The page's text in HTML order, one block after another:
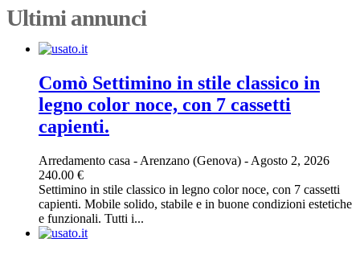
Ultimi annunci
Comò Settimino in stile classico in
legno color noce, con 7 cassetti
capienti.
Arredamento casa - Arenzano (Genova) - Agosto 2, 2026
240.00 €
Settimino in stile classico in legno color noce, con 7 cassetti
capienti. Mobile solido, stabile e in buone condizioni estetiche
e funzionali. Tutti i...